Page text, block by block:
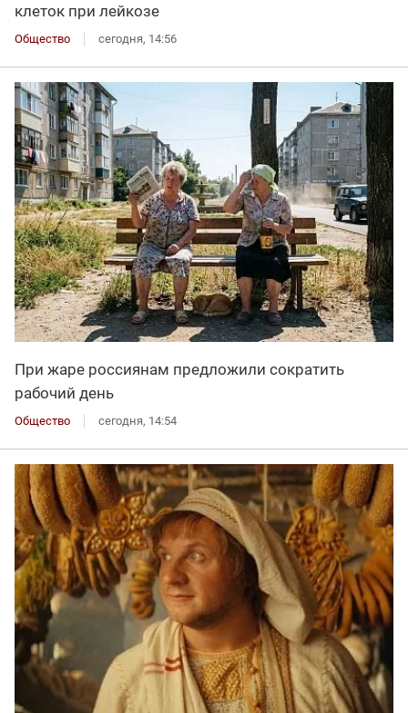
клеток при лейкозе
Общество сегодня, 14:56
При жаре россиянам предложили сократить
рабочий день
Общество сегодня, 14:54